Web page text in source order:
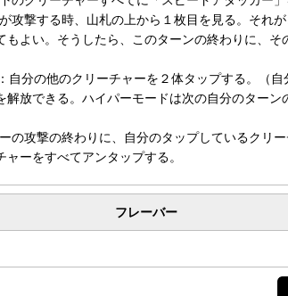
攻撃する時、山札の上から１枚目を見る。それ
もよい。そうしたら、このターンの終わりに、そ
自分の他のクリーチャーを２体タップする。（
解放できる。ハイパーモードは次の自分のターン
の攻撃の終わりに、自分のタップしているクリ
ーをすべてアンタップする。
フレーバー